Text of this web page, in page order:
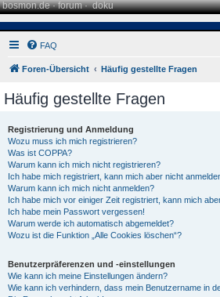
bosmon.de·forum·doku
FAQ
Foren-Übersicht Häufig gestellte Fragen
Häufig gestellte Fragen
Registrierung und Anmeldung
Wozu muss ich mich registrieren?
Was ist COPPA?
Warum kann ich mich nicht registrieren?
Ich habe mich registriert, kann mich aber nicht
Warum kann ich mich nicht anmelden?
Ich habe mich vor einiger Zeit registriert, kann mich
Ich habe mein Passwort vergessen!
Warum werde ich automatisch abgemeldet?
Wozu ist die Funktion „Alle Cookies löschen“?
Benutzerpräferenzen und -einstellungen
Wie kann ich meine Einstellungen ändern?
Wie kann ich verhindern, dass mein Benutzername in